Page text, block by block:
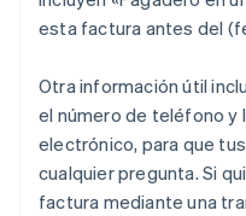
esta factura antes del
Otra información útil
el número de teléfono y
electrónico, para que
cualquier pregunta. Si
factura mediante una